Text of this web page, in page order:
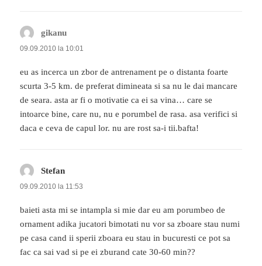
gikanu
09.09.2010 la 10:01
eu as incerca un zbor de antrenament pe o distanta foarte
scurta 3-5 km. de preferat dimineata si sa nu le dai mancare
de seara. asta ar fi o motivatie ca ei sa vina… care se
intoarce bine, care nu, nu e porumbel de rasa. asa verifici si
daca e ceva de capul lor. nu are rost sa-i tii.bafta!
Stefan
09.09.2010 la 11:53
baieti asta mi se intampla si mie dar eu am porumbeo de
ornament adika jucatori bimotati nu vor sa zboare stau numi
pe casa cand ii sperii zboara eu stau in bucuresti ce pot sa
fac ca sai vad si pe ei zburand cate 30-60 min??